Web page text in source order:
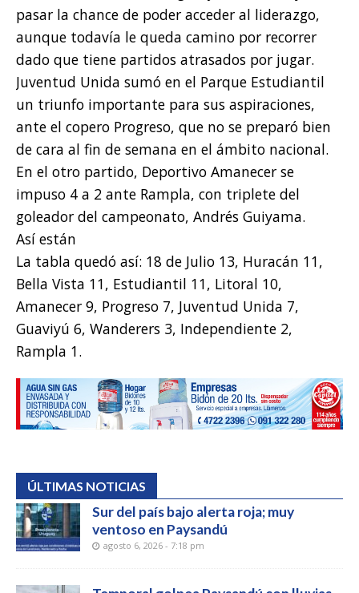
pasar la chance de poder acceder al liderazgo,
aunque todavía le queda camino por recorrer
dado que tiene partidos atrasados por jugar.
Juventud Unida sumó en el Parque Estudiantil
un triunfo importante para sus aspiraciones,
ante el copero Progreso, que no se preparó bien
de cara al fin de semana en el ámbito nacional.
En el otro partido, Deportivo Amanecer se
impuso 4 a 2 ante Rampla, con triplete del
goleador del campeonato, Andrés Guiyama.
Así están
La tabla quedó así: 18 de Julio 13, Huracán 11,
Bella Vista 11, Estudiantil 11, Litoral 10,
Amanecer 9, Progreso 7, Juventud Unida 7,
Guaviyú 6, Wanderers 3, Independiente 2,
Rampla 1.
ÚLTIMAS NOTICIAS
Sur del país bajo alerta roja; muy
ventoso en Paysandú
agosto 6, 2026 - 7:18 pm